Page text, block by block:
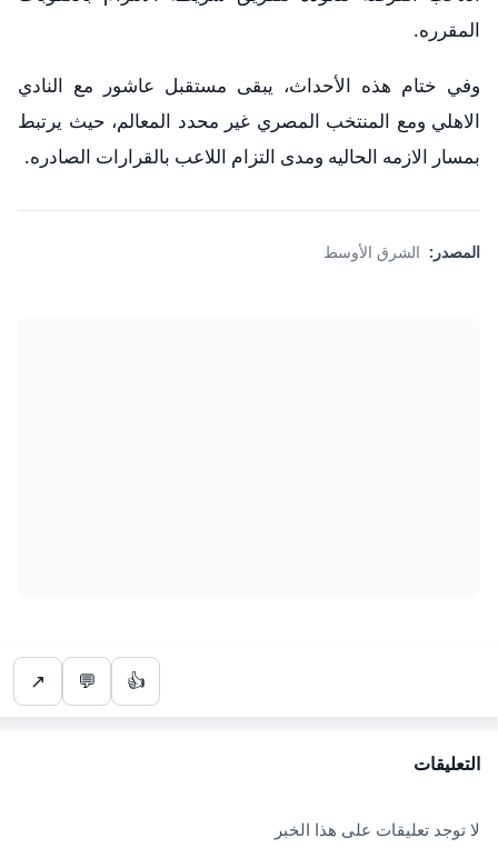
المقرره.
وفي ختام هذه الأحداث، يبقى مستقبل عاشور مع النادي
الاهلي ومع المنتخب المصري غير محدد المعالم، حيث يرتبط
بمسار الازمه الحاليه ومدى التزام اللاعب بالقرارات الصادره.
المصدر: الشرق الأوسط
👍
💬
↗
التعليقات
لا توجد تعليقات على هذا الخبر